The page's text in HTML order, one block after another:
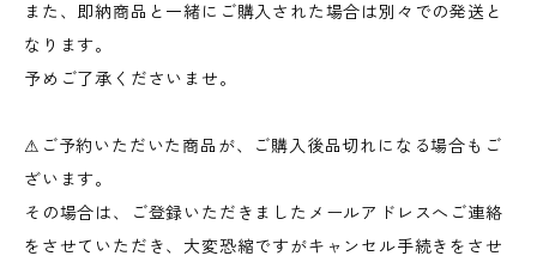
また、即納商品と一緒にご購入された場合は別々での発送と
なります。
予めご了承くださいませ。
⚠︎ご予約いただいた商品が、ご購入後品切れになる場合もご
ざいます。
その場合は、ご登録いただきましたメールアドレスへご連絡
をさせていただき、大変恐縮ですがキャンセル手続きをさせ